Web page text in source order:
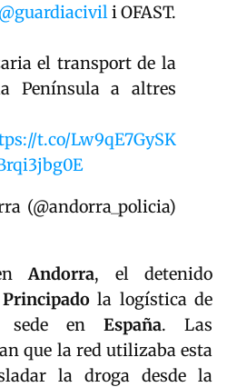
@guardiacivil i OFAST.
el transport de la
Península a altres
t.co/Lw9qE7GySK
(@andorra_policia)
Andorra, el detenido
Principadola logística de
sede enEspaña. Las
que la red utilizaba esta
la droga desde la